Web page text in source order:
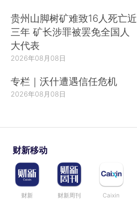
贵州山脚树矿难致16人死亡近
三年 矿长涉罪被罢免全国人
大代表
2026年08月08日
专栏｜沃什遭遇信任危机
2026年08月08日
财新移动
财新 财新周刊 Caixin